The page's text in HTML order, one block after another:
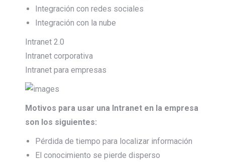
Integración con redes sociales
Integración con la nube
Intranet 2.0
Intranet corporativa
Intranet para empresas
Motivos para usar una Intranet en la empresa
son los siguientes:
Pérdida de tiempo para localizar información
El conocimiento se pierde disperso